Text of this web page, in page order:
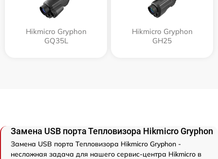
Hikmicro Gryphon
GQ35L
Hikmicro Gryphon
GH25
Замена USB порта Тепловизора Hikmicro Gryphon
Замена USB порта Тепловизора Hikmicro Gryphon -
несложная задача для нашего сервис-центра Hikmicro в